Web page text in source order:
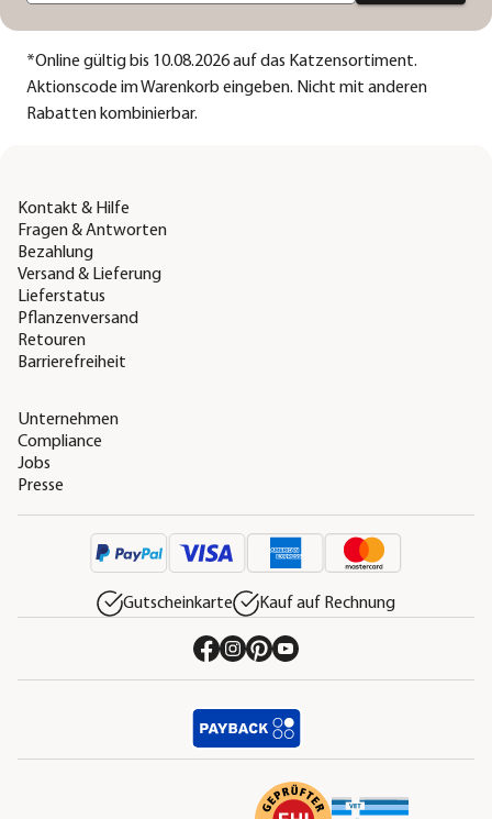
*Online gültig bis 10.08.2026 auf das Katzensortiment.
Aktionscode im Warenkorb eingeben. Nicht mit anderen
Rabatten kombinierbar.
Kontakt & Hilfe
Fragen & Antworten
Bezahlung
Versand & Lieferung
Lieferstatus
Pflanzenversand
Retouren
Barrierefreiheit
Unternehmen
Compliance
Jobs
Presse
Gutscheinkarte Kauf auf Rechnung